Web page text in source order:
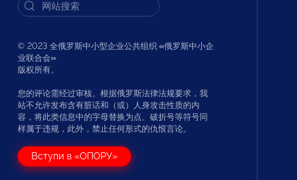
© 2023 全俄罗斯中小型企业公共组织 «俄罗斯中小企
业联合会»
版权所有。
您的评论需经过审核。根据俄罗斯法律法规要求，我
站不允许发布含有脏话和（或）人身攻击性质的内
容，将此类信息中的字母替换为点、破折号等符号同
样属于违规，此外，禁止任何形式的仇恨言论。
Вступи в «ОПОРУ»